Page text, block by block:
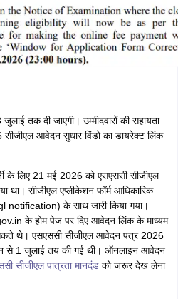
तक दी जाएगी। उम्मीदवारों की सहायता
आवेदन सुधार विंडो का डायरेक्ट लिंक
के लिए 21 मई 2026 को एसएससी सीजीएल
था। सीजीएल एप्लीकेशन फॉर्म आधिकारिक
notification) के साथ जारी किया गया।
के होम पेज पर दिए आवेदन लिंक के माध्यम
थे। एसएससी सीजीएल आवेदन पत्र 2026
से 1 जुलाई तय की गई थी। ऑनलाइन आवेदन
सीजीएल पात्रता मानदंडको जरूर देख लेना